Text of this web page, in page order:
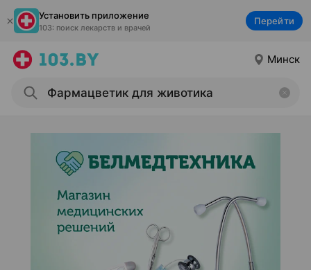
Установить приложение
103: поиск лекарств и врачей
Перейти
Минск